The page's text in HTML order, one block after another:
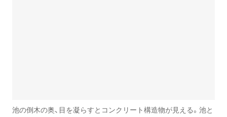
池の倒木の奥、目を凝らすとコンクリート構造物が見える。池と